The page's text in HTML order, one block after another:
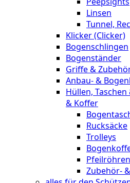
Linsen
Tunnel,
Klicker (Clicker)
Bogenschlingen
Bogenständer
Griffe &
Anbau- &
Hüllen,
& Koffer
Rucksäcke
Trolleys
Zubehör-